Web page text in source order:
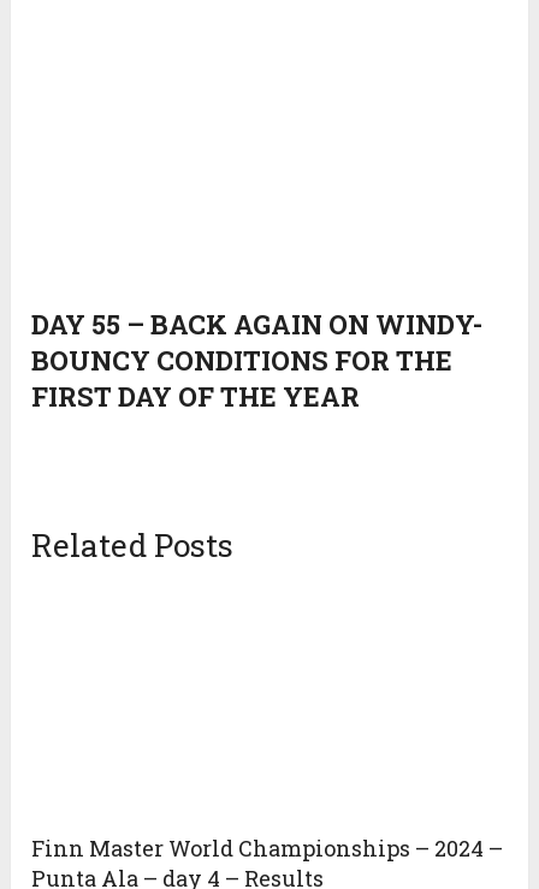
DAY 55 – BACK AGAIN ON WINDY-
BOUNCY CONDITIONS FOR THE
FIRST DAY OF THE YEAR
Related Posts
Finn Master World Championships – 2024 –
Punta Ala – day 4 – Results